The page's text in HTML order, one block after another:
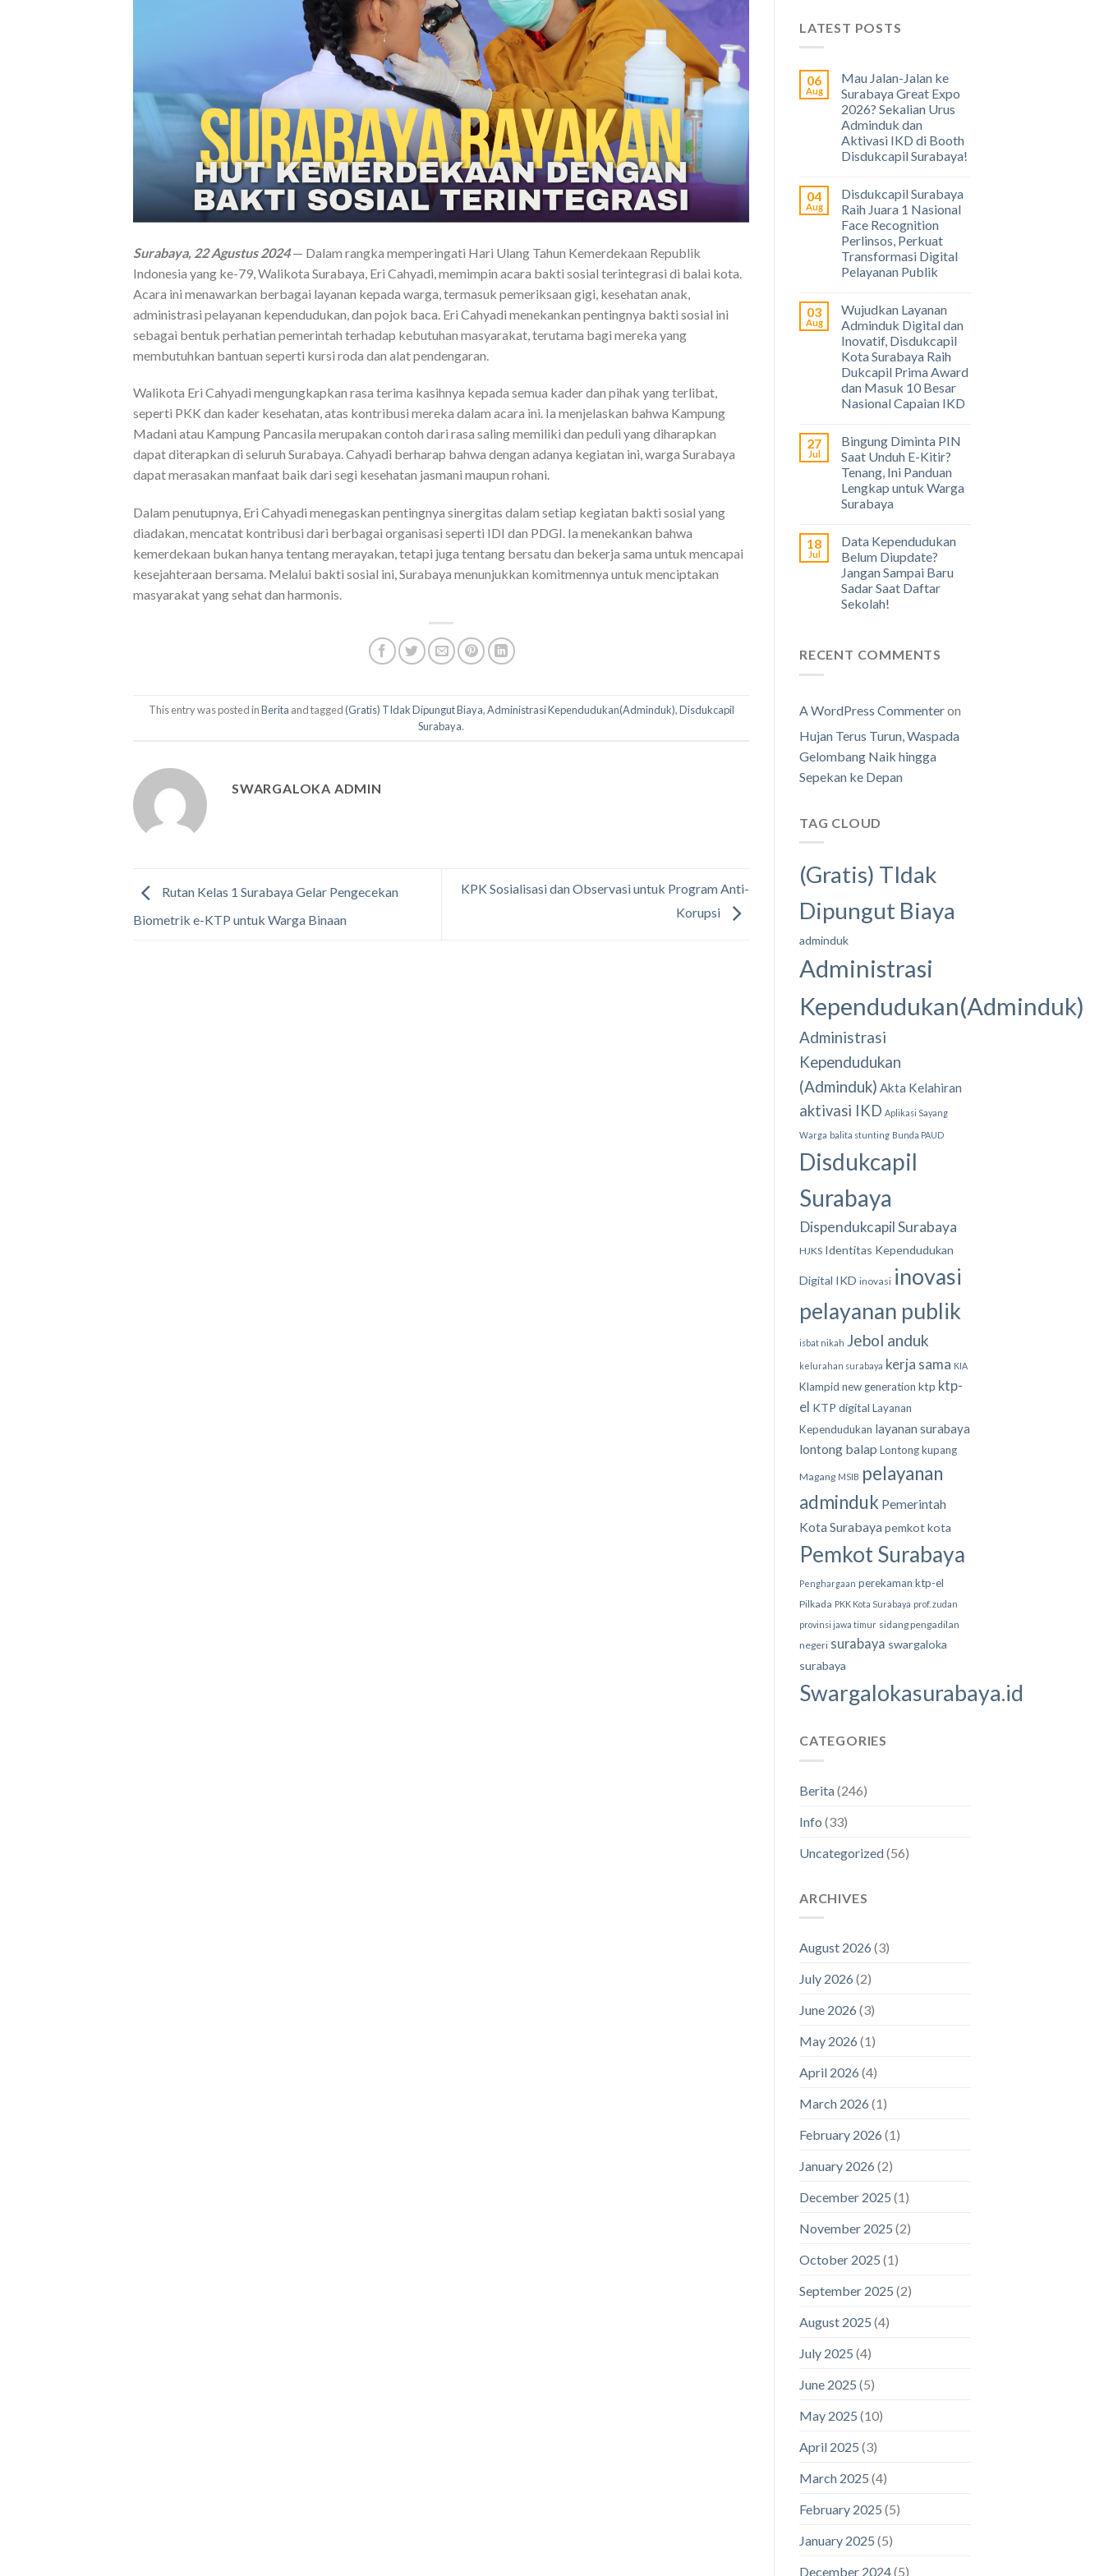
Surabaya, 22 Agustus 2024— Dalam rangka memperingati Hari Ulang Tahun Kemerdekaan Republik
Indonesia yang ke-79, Walikota Surabaya, Eri Cahyadi, memimpin acara bakti sosial terintegrasi di balai kota.
Acara ini menawarkan berbagai layanan kepada warga, termasuk pemeriksaan gigi, kesehatan anak,
administrasi pelayanan kependudukan, dan pojok baca. Eri Cahyadi menekankan pentingnya bakti sosial ini
sebagai bentuk perhatian pemerintah terhadap kebutuhan masyarakat, terutama bagi mereka yang
membutuhkan bantuan seperti kursi roda dan alat pendengaran.
Walikota Eri Cahyadi mengungkapkan rasa terima kasihnya kepada semua kader dan pihak yang terlibat,
seperti PKK dan kader kesehatan, atas kontribusi mereka dalam acara ini. Ia menjelaskan bahwa Kampung
Madani atau Kampung Pancasila merupakan contoh dari rasa saling memiliki dan peduli yang diharapkan
dapat diterapkan di seluruh Surabaya. Cahyadi berharap bahwa dengan adanya kegiatan ini, warga Surabaya
dapat merasakan manfaat baik dari segi kesehatan jasmani maupun rohani.
Dalam penutupnya, Eri Cahyadi menegaskan pentingnya sinergitas dalam setiap kegiatan bakti sosial yang
diadakan, mencatat kontribusi dari berbagai organisasi seperti IDI dan PDGI. Ia menekankan bahwa
kemerdekaan bukan hanya tentang merayakan, tetapi juga tentang bersatu dan bekerja sama untuk mencapai
kesejahteraan bersama. Melalui bakti sosial ini, Surabaya menunjukkan komitmennya untuk menciptakan
masyarakat yang sehat dan harmonis.
This entry was posted inBerita and tagged(Gratis) TIdak Dipungut Biaya,Administrasi Kependudukan(Adminduk),Disdukcapil
Surabaya.
SWARGALOKA ADMIN
Rutan Kelas 1 Surabaya Gelar Pengecekan
Biometrik e-KTP untuk Warga Binaan
KPK Sosialisasi dan Observasi untuk Program Anti-
Korupsi
LATEST POSTS
06
Aug
Mau Jalan-Jalan ke
Surabaya Great Expo
2026? Sekalian Urus
Adminduk dan
Aktivasi IKD di Booth
Disdukcapil Surabaya!
04
Aug
Disdukcapil Surabaya
Raih Juara 1 Nasional
Face Recognition
Perlinsos, Perkuat
Transformasi Digital
Pelayanan Publik
03
Aug
Wujudkan Layanan
Adminduk Digital dan
Inovatif, Disdukcapil
Kota Surabaya Raih
Dukcapil Prima Award
dan Masuk 10 Besar
Nasional Capaian IKD
27
Jul
Bingung Diminta PIN
Saat Unduh E-Kitir?
Tenang, Ini Panduan
Lengkap untuk Warga
Surabaya
18
Jul
Data Kependudukan
Belum Diupdate?
Jangan Sampai Baru
Sadar Saat Daftar
Sekolah!
RECENT COMMENTS
A WordPress Commenteron
Hujan Terus Turun, Waspada
Gelombang Naik hingga
Sepekan ke Depan
TAG CLOUD
(Gratis) TIdak
Dipungut Biaya
adminduk
Administrasi
Kependudukan(Adminduk)
Administrasi
Kependudukan
(Adminduk) Akta Kelahiran
aktivasi IKD Aplikasi Sayang
Warga balita stunting Bunda PAUD
Disdukcapil
Surabaya
Dispendukcapil Surabaya
HJKS Identitas Kependudukan
Digital IKD inovasi inovasi
pelayanan publik
isbat nikah Jebol anduk
kelurahan surabaya kerja sama KIA
Klampid new generation ktp ktp-
el KTP digital Layanan
Kependudukan layanan surabaya
lontong balap Lontong kupang
Magang MSIB pelayanan
adminduk Pemerintah
Kota Surabaya pemkot kota
Pemkot Surabaya
Penghargaan perekaman ktp-el
Pilkada PKK Kota Surabaya prof. zudan
provinsi jawa timur sidang pengadilan
negeri surabaya swargaloka
surabaya
Swargalokasurabaya.id
CATEGORIES
Berita(246)
Info (33)
Uncategorized(56)
ARCHIVES
August 2026 (3)
July 2026 (2)
June 2026 (3)
May 2026 (1)
April 2026 (4)
March 2026 (1)
February 2026 (1)
January 2026 (2)
December 2025 (1)
November 2025 (2)
October 2025 (1)
September 2025 (2)
August 2025 (4)
July 2025 (4)
June 2025 (5)
May 2025 (10)
April 2025 (3)
March 2025 (4)
February 2025 (5)
January 2025 (5)
December 2024(5)